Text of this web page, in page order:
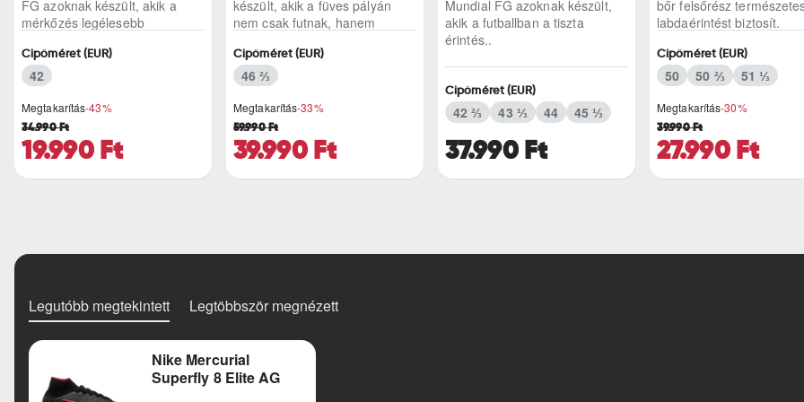
FG azoknak készült, akik a
mérkőzés legélesebb
Megtakarítás-43%
19.990 Ft
34.990 Ft
Cipőméret (EUR)
42
készült, akik a füves pályán
nem csak futnak, hanem
Megtakarítás-33%
39.990 Ft
59.990 Ft
Cipőméret (EUR)
46 ⅔
Mundial FG azoknak készült,
akik a futballban a tiszta
érintés..
37.990 Ft
Cipőméret (EUR)
42 ⅔ 43 ⅓ 44 45 ⅓
bőr felsőrész
labdaérintést biztosít.
Megtakarítás-30%
27.990 Ft
39.990 Ft
Cipőméret (EUR)
50 50 ⅔ 51 ⅓
Legutóbb megtekintett Legtöbbször megnézett
Nike Mercurial
Superfly 8 Elite AG